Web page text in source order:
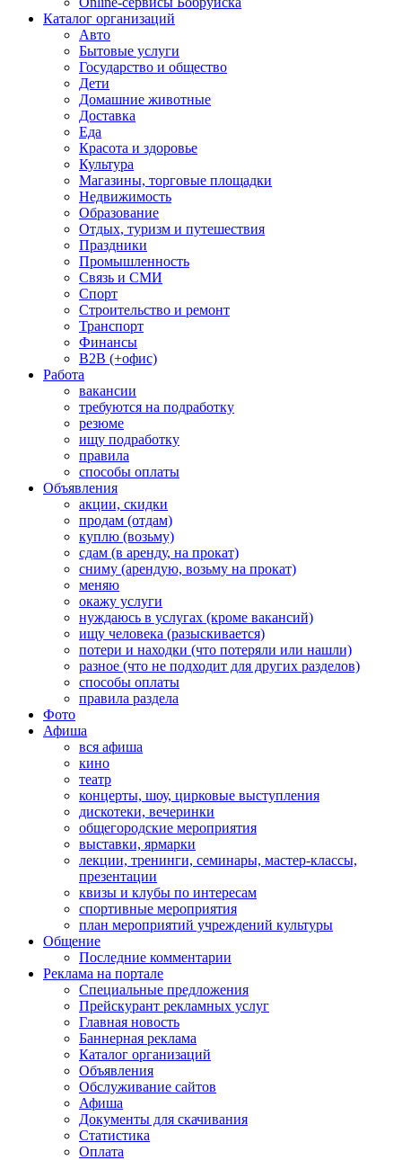
Каталог организаций
Авто
Бытовые услуги
Государство и общество
Дети
Домашние животные
Доставка
Еда
Красота и здоровье
Культура
Магазины, торговые площадки
Недвижимость
Образование
Отдых, туризм и путешествия
Праздники
Промышленность
Связь и СМИ
Спорт
Строительство и ремонт
Транспорт
Финансы
B2B (+офис)
Работа
вакансии
требуются на подработку
резюме
ищу подработку
правила
способы оплаты
Объявления
акции, скидки
продам (отдам)
куплю (возьму)
сдам (в аренду, на прокат)
сниму (арендую, возьму на прокат)
меняю
окажу услуги
нуждаюсь в услугах (кроме вакансий)
ищу человека (разыскивается)
потери и находки (что потеряли или нашли)
разное (что не подходит для других разделов)
способы оплаты
правила раздела
Фото
Афиша
вся афиша
кино
театр
концерты, шоу, цирковые выступления
дискотеки, вечеринки
общегородские мероприятия
выставки, ярмарки
лекции, тренинги, семинары, мастер-классы,
презентации
квизы и клубы по интересам
спортивные мероприятия
план мероприятий учреждений культуры
Общение
Последние комментарии
Реклама на портале
Специальные предложения
Прейскурант рекламных услуг
Главная новость
Баннерная реклама
Каталог организаций
Объявления
Обслуживание сайтов
Афиша
Документы для скачивания
Статистика
Оплата